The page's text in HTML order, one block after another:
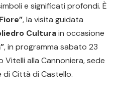
e significati profondi. È
, la visita guidata
Culturain occasione
, in programma sabato 23
Vitelli alla Cannoniera, sede
di Città di Castello.